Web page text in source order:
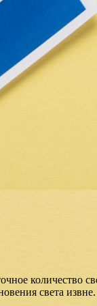
количество
света извне.